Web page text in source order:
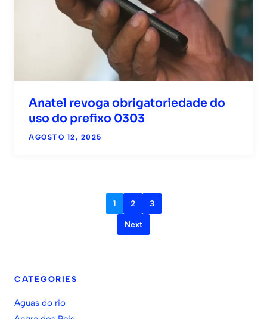
Anatel revoga obrigatoriedade do
uso do prefixo 0303
AGOSTO 12, 2025
1 2 3
Next
CATEGORIES
Aguas do rio